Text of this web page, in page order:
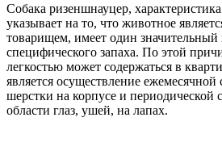
Собака ризеншнауцер,
указывает на то, что животное
товарищем, имеет один значительный
специфического запаха. По этой
легкостью может содержаться в
является осуществление
шерстки на корпусе и периодической
области глаз, ушей, на лапах.